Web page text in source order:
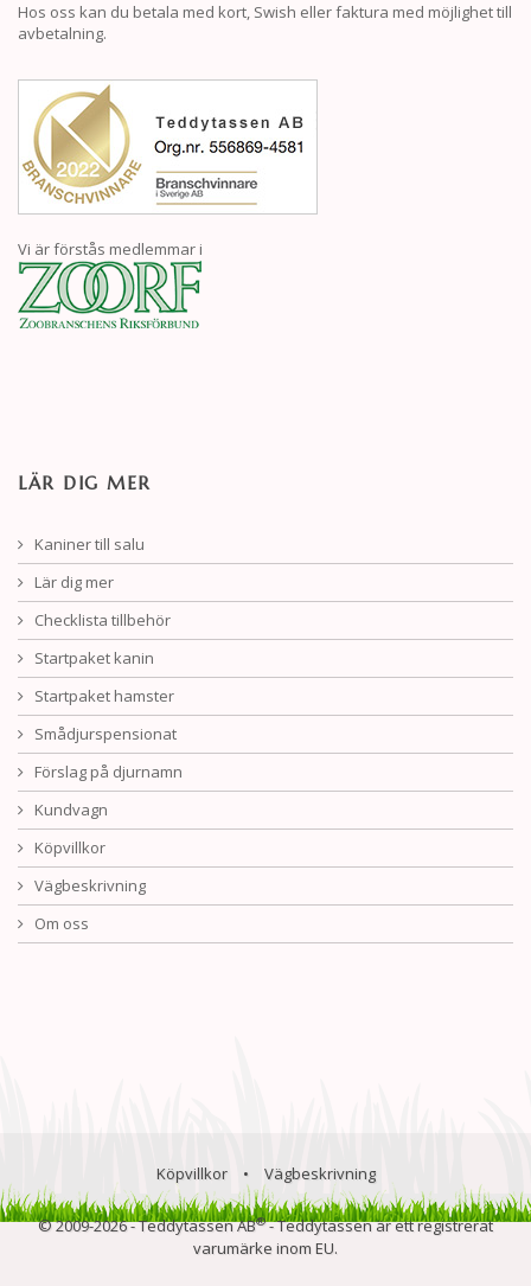
Hos oss kan du betala med kort, Swish eller faktura med möjlighet till
avbetalning.
Vi är förstås medlemmar i
LÄR DIG MER
Kaniner till salu
Lär dig mer
Checklista tillbehör
Startpaket kanin
Startpaket hamster
Smådjurspensionat
Förslag på djurnamn
Kundvagn
Köpvillkor
Vägbeskrivning
Om oss
Köpvillkor • Vägbeskrivning
© 2009-2026 - Teddytassen AB®- Teddytassen är ett registrerat
varumärke inom EU.